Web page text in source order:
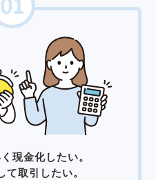
現金化したい。
て取引したい。